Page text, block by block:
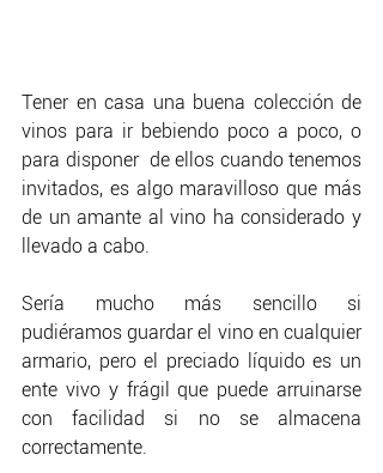
Tener en casa una buena colección de
vinos para ir bebiendo poco a poco, o
para disponer  de ellos cuando tenemos
invitados, es algo maravilloso que más
de un amante al vino ha considerado y
llevado a cabo.
Sería mucho más sencillo si
pudiéramos guardar el vino en cualquier
armario, pero el preciado líquido es un
ente vivo y frágil que puede arruinarse
con facilidad si no se almacena
correctamente.